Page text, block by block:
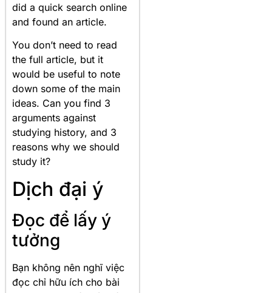
did a quick search online
and found an article.
You don’t need to read
the full article, but it
would be useful to note
down some of the main
ideas. Can you find 3
arguments against
studying history, and 3
reasons why we should
study it?
Dịch đại ý
Đọc để lấy ý
tưởng
Bạn không nên nghĩ việc
đọc chỉ hữu ích cho bài